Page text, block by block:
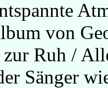
von
Ruh /
Sänger